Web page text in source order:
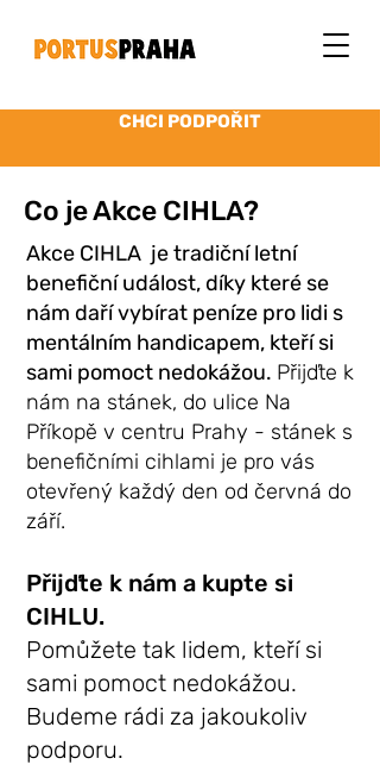
CHCI PODPOŘIT
Co je Akce CIHLA?
Akce CIHLA je tradiční letní
benefiční událost, díky které se
nám daří vybírat peníze pro lidi s
mentálním handicapem, kteří si
sami pomoct nedokážou. Přijďte k
nám na stánek, do ulice Na
Příkopě v centru Prahy - stánek s
benefičními cihlami je pro vás
otevřený každý den od červná do
září.
Přijďte k nám a kupte si
CIHLU.
Pomůžete tak lidem, kteří si
sami pomoct nedokážou.
Budeme rádi za jakoukoliv
podporu.